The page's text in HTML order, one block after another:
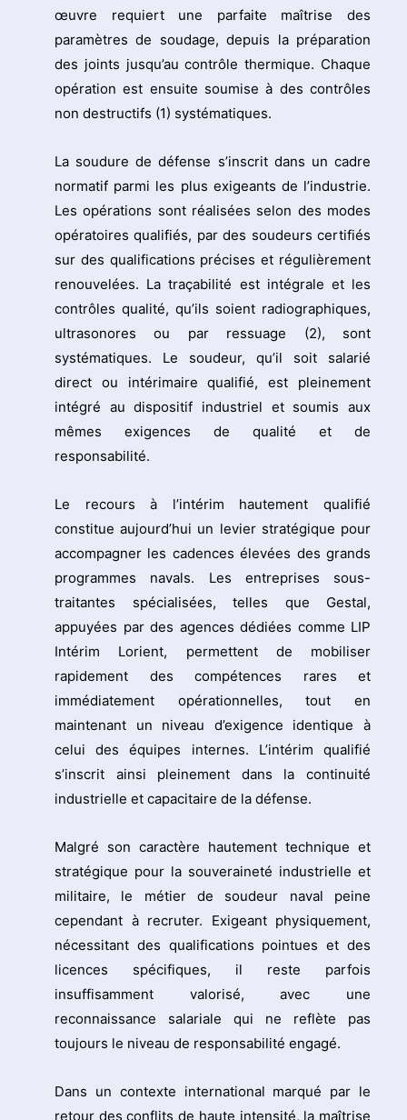
œuvre requiert une parfaite maîtrise des
paramètres de soudage, depuis la préparation
des joints jusqu’au contrôle thermique. Chaque
opération est ensuite soumise à des contrôles
non destructifs (1) systématiques.
La soudure de défense s’inscrit dans un cadre
normatif parmi les plus exigeants de l’industrie.
Les opérations sont réalisées selon des modes
opératoires qualifiés, par des soudeurs certifiés
sur des qualifications précises et régulièrement
renouvelées. La traçabilité est intégrale et les
contrôles qualité, qu’ils soient radiographiques,
ultrasonores ou par ressuage (2), sont
systématiques. Le soudeur, qu’il soit salarié
direct ou intérimaire qualifié, est pleinement
intégré au dispositif industriel et soumis aux
mêmes exigences de qualité et de
responsabilité.
Le recours à l’intérim hautement qualifié
constitue aujourd’hui un levier stratégique pour
accompagner les cadences élevées des grands
programmes navals. Les entreprises sous-
traitantes spécialisées, telles que Gestal,
appuyées par des agences dédiées comme LIP
Intérim Lorient, permettent de mobiliser
rapidement des compétences rares et
immédiatement opérationnelles, tout en
maintenant un niveau d’exigence identique à
celui des équipes internes. L’intérim qualifié
s’inscrit ainsi pleinement dans la continuité
industrielle et capacitaire de la défense.
Malgré son caractère hautement technique et
stratégique pour la souveraineté industrielle et
militaire, le métier de soudeur naval peine
cependant à recruter. Exigeant physiquement,
nécessitant des qualifications pointues et des
licences spécifiques, il reste parfois
insuffisamment valorisé, avec une
reconnaissance salariale qui ne reflète pas
toujours le niveau de responsabilité engagé.
Dans un contexte international marqué par le
retour des conflits de haute intensité, la maîtrise